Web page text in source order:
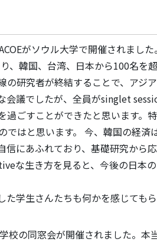
がソウル大学で開催されまし
、韓国、台湾、日本から100名を
の研究者が終結することで、アジ
会議でしたが、全員がsinglet
過ごすことができたと思います
ではと思います。 今、韓国の経
信にあふれており、基礎研究から
な生き方を見ると、今後の日本
た学生さんたちも何かを感じても
校の同窓会が開催されました。